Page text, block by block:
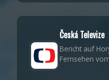
Česká Televize
Bericht auf
Fernsehen